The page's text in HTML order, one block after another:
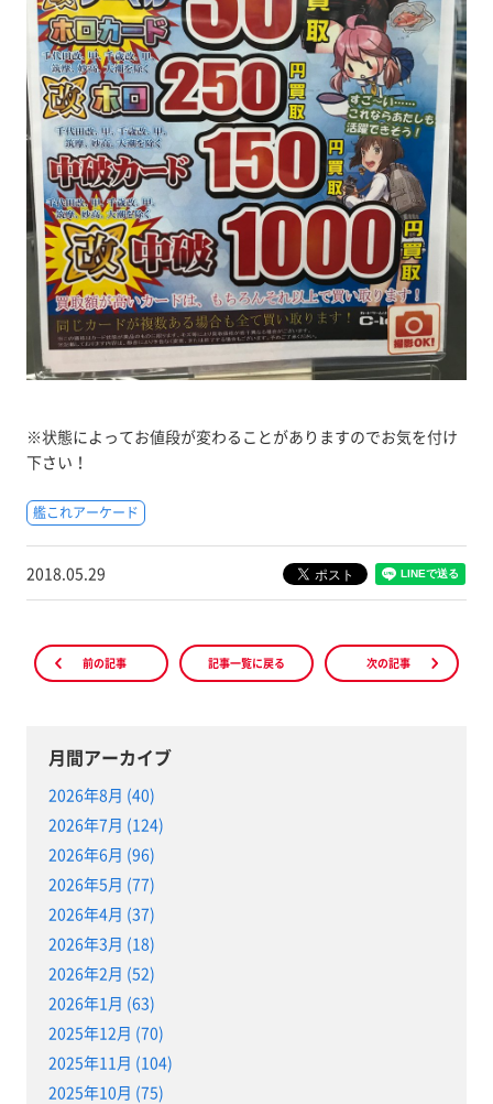
※状態によってお値段が変わることがありますのでお気を付け
下さい！
艦これアーケード
2018.05.29
前の記事 記事一覧に戻る 次の記事
月間アーカイブ
2026年8月 (40)
2026年7月 (124)
2026年6月 (96)
2026年5月 (77)
2026年4月 (37)
2026年3月 (18)
2026年2月 (52)
2026年1月 (63)
2025年12月 (70)
2025年11月 (104)
2025年10月 (75)